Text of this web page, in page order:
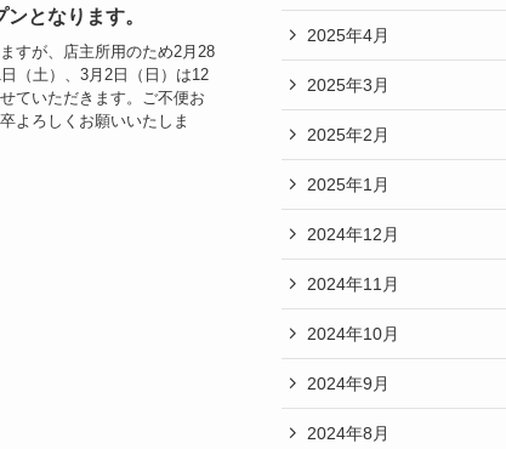
となります。
すが、店主所用のため2月28
（土）、3月2日（日）は12
ていただきます。ご不便お
よろしくお願いいたしま
2025年4月
2025年3月
2025年2月
2025年1月
2024年12月
2024年11月
2024年10月
2024年9月
2024年8月